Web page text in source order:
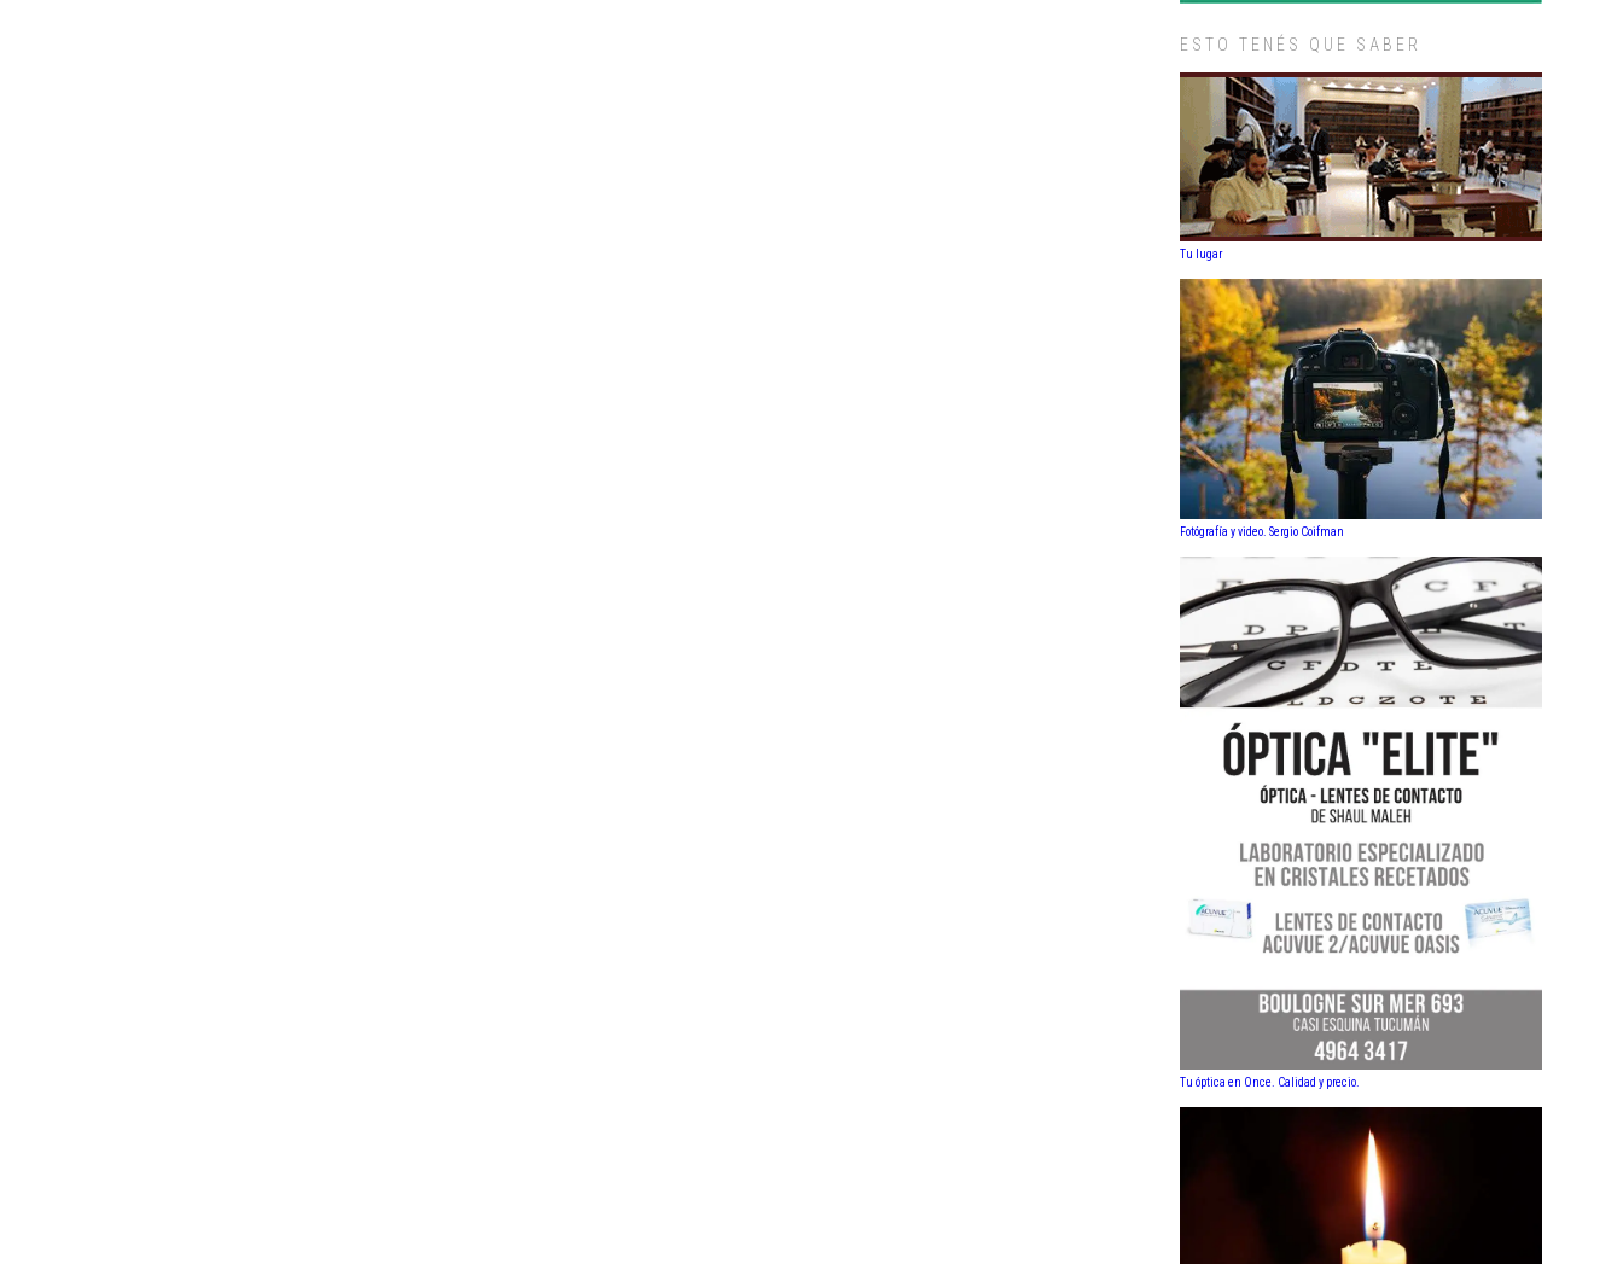
ESTO TENÉS QUE SABER
Tu lugar
Fotógrafía y video. Sergio Coifman
Tu óptica en Once. Calidad y precio.